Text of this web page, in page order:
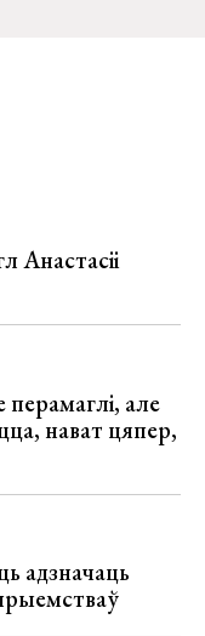
Анастасіі
але
нават цяпер,
адзначаць